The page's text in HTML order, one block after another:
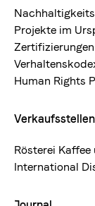
Projekte im
Zertifizierungen
Human Rights
Verkaufsstellen
Rösterei Kaffee
International